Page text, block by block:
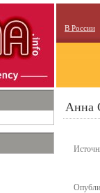
В России
Анна